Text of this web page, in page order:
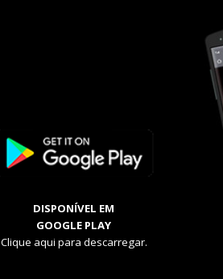
DISPONÍVEL EM
GOOGLE PLAY
Clique aqui para descarregar.